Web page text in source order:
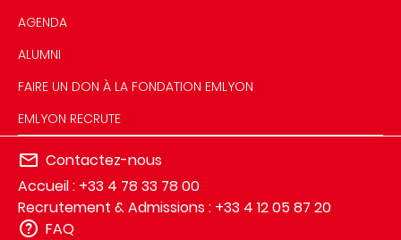
AGENDA
ALUMNI
FAIRE UN DON À LA FONDATION EMLYON
EMLYON RECRUTE
Contactez-nous
Accueil : +33 4 78 33 78 00
Recrutement & Admissions : +33 4 12 05 87 20
FAQ